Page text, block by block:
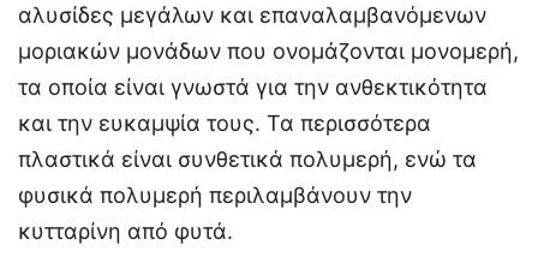
αλυσίδες μεγάλων και επαναλαμβανόμενων
μοριακών μονάδων που ονομάζονται μονομερή,
τα οποία είναι γνωστά για την ανθεκτικότητα
και την ευκαμψία τους. Τα περισσότερα
πλαστικά είναι συνθετικά πολυμερή, ενώ τα
φυσικά πολυμερή περιλαμβάνουν την
κυτταρίνη από φυτά.